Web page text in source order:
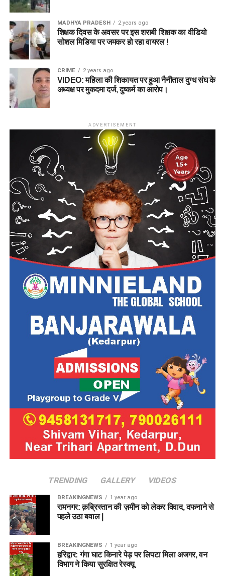
MADHYA PRADESH 2 years ago
शिक्षक दिवस के अवसर पर इस शराबी शिक्षक का वीडियो
सोशल मिडिया पर जमकर हो रहा वायरल !
CRIME 2 years ago
VIDEO: महिला की शिकायत पर हुआ नैनीताल दुग्ध संघ के
अध्यक्ष पर मुकदमा दर्ज, दुष्कर्म का आरोप।
ADVERTISEMENT
TRENDING GALLERY VIDEOS
BREAKINGNEWS 1 year ago
रामनगर: क़ब्रिस्तान की ज़मीन को लेकर विवाद, दफनाने से
पहले उठा बवाल |
BREAKINGNEWS 1 year ago
हरिद्वार: गंगा घाट किनारे पेड़ पर लिपटा मिला अजगर, वन
विभाग ने किया सुरक्षित रेस्क्यू